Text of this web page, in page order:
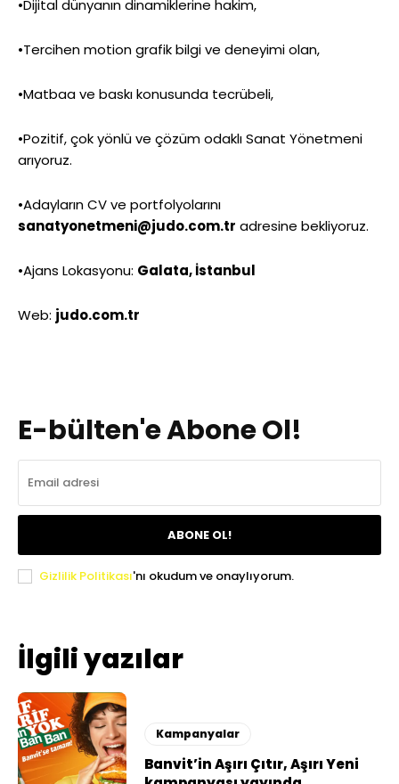
•Dijital dünyanın dinamiklerine hakim,
•Tercihen motion grafik bilgi ve deneyimi olan,
•Matbaa ve baskı konusunda tecrübeli,
•Pozitif, çok yönlü ve çözüm odaklı Sanat Yönetmeni
arıyoruz.
•Adayların CV ve portfolyolarını
sanatyonetmeni@judo.com.tr adresine bekliyoruz.
•Ajans Lokasyonu: Galata, İstanbul
Web: judo.com.tr
E-bülten'e Abone Ol!
ABONE OL!
Gizlilik Politikası'nı okudum ve onaylıyorum.
İlgili yazılar
Kampanyalar
Banvit’in Aşırı Çıtır, Aşırı Yeni